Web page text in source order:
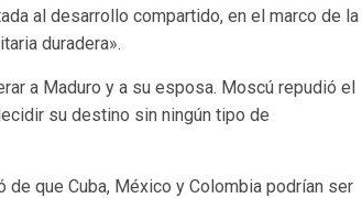
al desarrollo compartido, en el marco de la
duradera».
a Maduro y a su esposa. Moscú repudió el
su destino sin ningún tipo de
que Cuba, México y Colombia podrían ser